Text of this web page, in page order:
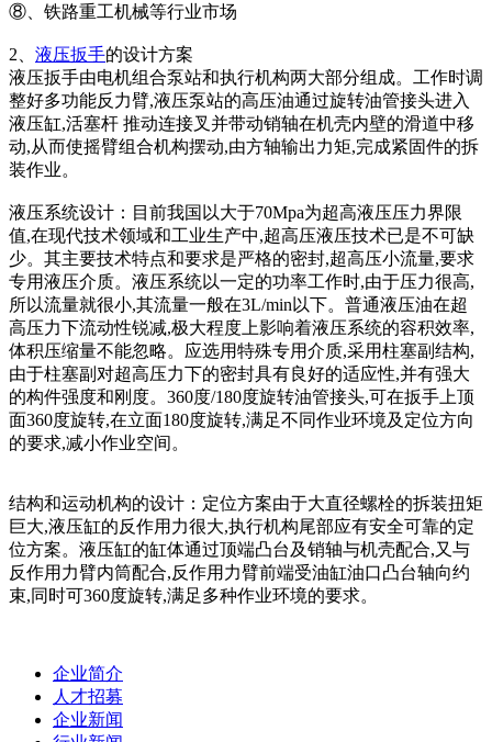
⑧、铁路重工机械等行业市场
2、 液压扳手的设计方案
液压扳手由电机组合泵站和执行机构两大部分组成。工作时调
整好多功能反力臂,液压泵站的高压油通过旋转油管接头进入
液压缸,活塞杆 推动连接叉并带动销轴在机壳内壁的滑道中移
动,从而使摇臂组合机构摆动,由方轴输出力矩,完成紧固件的拆
装作业。
液压系统设计：目前我国以大于70Mpa为超高液压压力界限
值,在现代技术领域和工业生产中,超高压液压技术已是不可缺
少。其主要技术特点和要求是严格的密封,超高压小流量,要求
专用液压介质。液压系统以一定的功率工作时,由于压力很高,
所以流量就很小,其流量一般在3L/min以下。普通液压油在超
高压力下流动性锐减,极大程度上影响着液压系统的容积效率,
体积压缩量不能忽略。应选用特殊专用介质,采用柱塞副结构,
由于柱塞副对超高压力下的密封具有良好的适应性,并有强大
的构件强度和刚度。360度/180度旋转油管接头,可在扳手上顶
面360度旋转,在立面180度旋转,满足不同作业环境及定位方向
的要求,减小作业空间。
结构和运动机构的设计：定位方案由于大直径螺栓的拆装扭矩
巨大,液压缸的反作用力很大,执行机构尾部应有安全可靠的定
位方案。液压缸的缸体通过顶端凸台及销轴与机壳配合,又与
反作用力臂内筒配合,反作用力臂前端受油缸油口凸台轴向约
束,同时可360度旋转,满足多种作业环境的要求。
企业简介
人才招募
企业新闻